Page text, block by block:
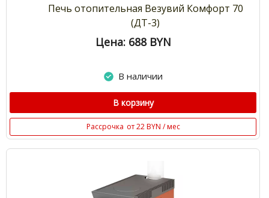
Печь отопительная Везувий Комфорт 70
(ДТ-3)
Цена: 688 BYN
В наличии
В корзину
Рассрочка от 22 BYN / мес